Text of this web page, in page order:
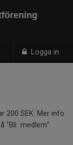
Logga in
200 SEK. Mer info
"Bli medlem".